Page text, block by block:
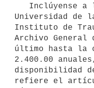
Universidad de
Instituto de
Archivo General
último hasta la
2.400.00
disponibilidad
refiere el